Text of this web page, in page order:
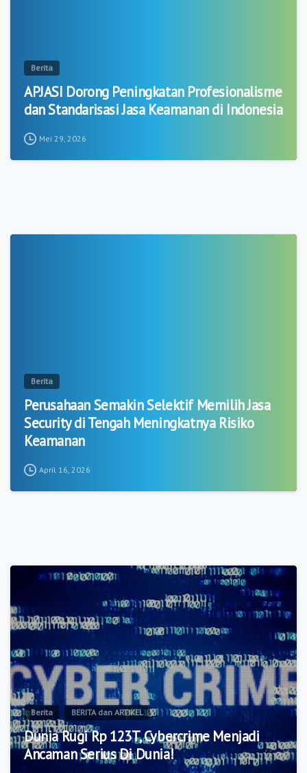
Berita
APJASI Dorong Peningkatan Profesionalisme
dan Standarisasi Jasa Keamanan di Indonesia
Mei 29, 2026
Berita
Perusahaan Semakin Selektif Memilih Jasa
Security di Tengah Meningkatnya Risiko
Keamanan
April 16, 2026
12
Berita BERITA dan ARTIKEL
Dunia Rugi Rp 123T, Cybercrime Menjadi
Ancaman Serius Di Dunia!